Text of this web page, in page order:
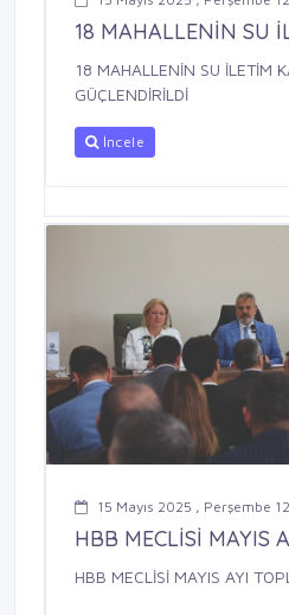
18 MAHALLENİN SU
18 MAHALLENİN SU İLETİM
GÜÇLENDİRİLDİ
İncele
15 Mayıs 2025 , Perşembe
HBB MECLİSİ MAYIS
HBB MECLİSİ MAYIS AYI